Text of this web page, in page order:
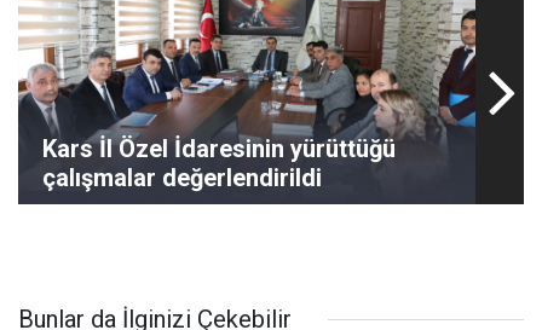
Kars İl Özel İdaresinin yürüttüğü
çalışmalar değerlendirildi
Bunlar da İlginizi Çekebilir